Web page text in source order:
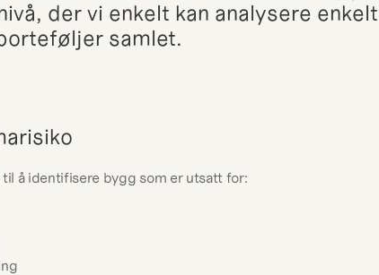
der vi enkelt kan analysere
samlet.
å identifisere bygg som er utsatt for: